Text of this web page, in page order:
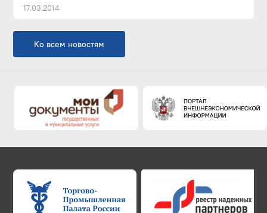
17.03.2014
Ко всем новостям